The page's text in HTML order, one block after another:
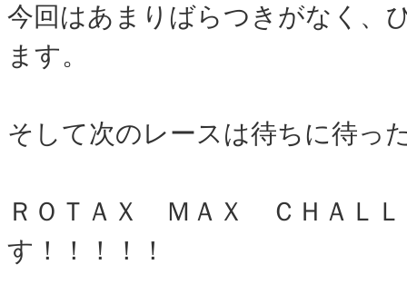
今回はあまりばらつきがなく、
ます。
そして次のレースは待ちに待っ
ＲＯＴＡＸ ＭＡＸ ＣＨＡＬ
す！！！！！